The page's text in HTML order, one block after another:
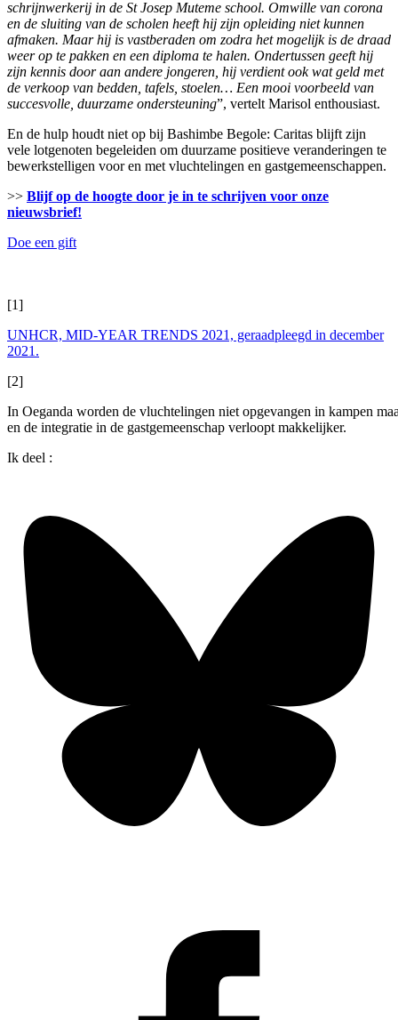
schrijnwerkerij in de St Josep Muteme school. Omwille van corona
en de sluiting van de scholen heeft hij zijn opleiding niet kunnen
afmaken. Maar hij is vastberaden om zodra het mogelijk is de draad
weer op te pakken en een diploma te halen. Ondertussen geeft hij
zijn kennis door aan andere jongeren, hij verdient ook wat geld met
de verkoop van bedden, tafels, stoelen… Een mooi voorbeeld van
succesvolle, duurzame ondersteuning”, vertelt Marisol enthousiast.
En de hulp houdt niet op bij Bashimbe Begole: Caritas blijft zijn
vele lotgenoten begeleiden om duurzame positieve veranderingen te
bewerkstelligen voor en met vluchtelingen en gastgemeenschappen.
>> Blijf op de hoogte door je in te schrijven voor onze
nieuwsbrief!
Doe een gift
[1]
UNHCR, MID-YEAR TRENDS 2021, geraadpleegd in december
2021.
[2]
In Oeganda worden de vluchtelingen niet opgevangen in kampen
en de integratie in de gastgemeenschap verloopt makkelijker.
Ik deel :